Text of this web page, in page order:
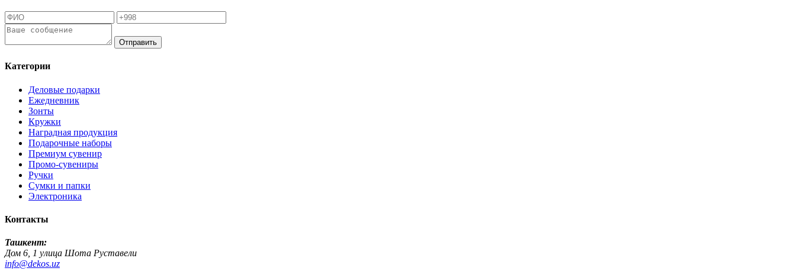
Отправить
Категории
Деловые подарки
Ежедневник
Зонты
Кружки
Наградная продукция
Подарочные наборы
Премиум сувенир
Промо-сувениры
Ручки
Сумки и папки
Электроника
Контакты
Ташкент:
Дом 6, 1 улица Шота Руставели
info@dekos.uz